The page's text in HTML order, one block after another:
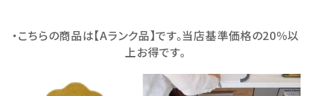
・こちらの商品は【Aランク品】です。当店基準価格の20％以
上お得です。